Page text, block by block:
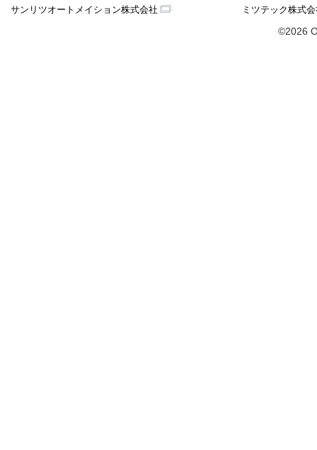
サンリツオートメイション株式会社
ミツテック株式
©2026